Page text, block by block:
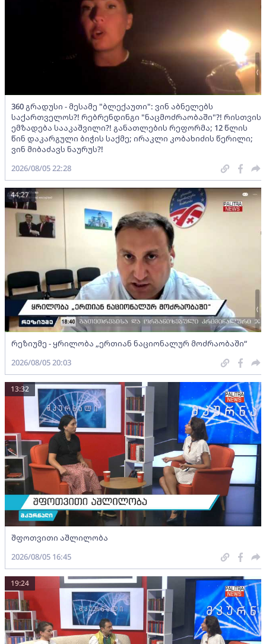
360 გრადუსი - მესამე "ბლექაუთი": ვინ აბნელებს
საქართველოს?! რებრენდინგი "ნაცმოძრაობაში"?! რისთვის
ემზადება სააკაშვილი?! განათლების რეფორმა; 12 წლის
წინ დაკარგული ბიჭის საქმე; ირაკლი კობახიძის წერილი;
ვინ მიბაძავს ნაურუს?!
2026/08/05 22:28
რეზიუმე - ყრილობა „ერთიან ნაციონალურ მოძრაობაში“
44:27
2026/08/05 20:03
შფოთვითი აშლილობა
13:32
2026/08/05 16:45
19:24